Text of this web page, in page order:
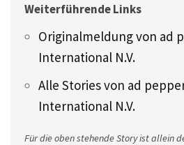
Weiterführende Links
Originalmeldung von ad
International N.V.
Alle Stories von ad
International N.V.
Für die oben stehende Story ist allein